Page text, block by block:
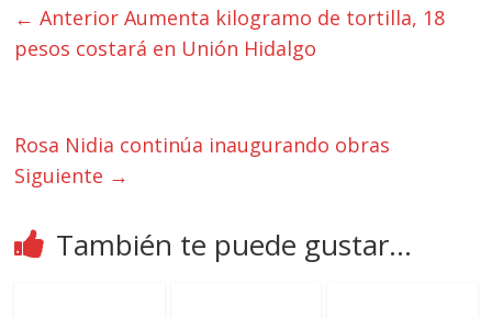
← Anterior Aumenta kilogramo de tortilla, 18
pesos costará en Unión Hidalgo
Rosa Nidia continúa inaugurando obras
Siguiente →
También te puede gustar...